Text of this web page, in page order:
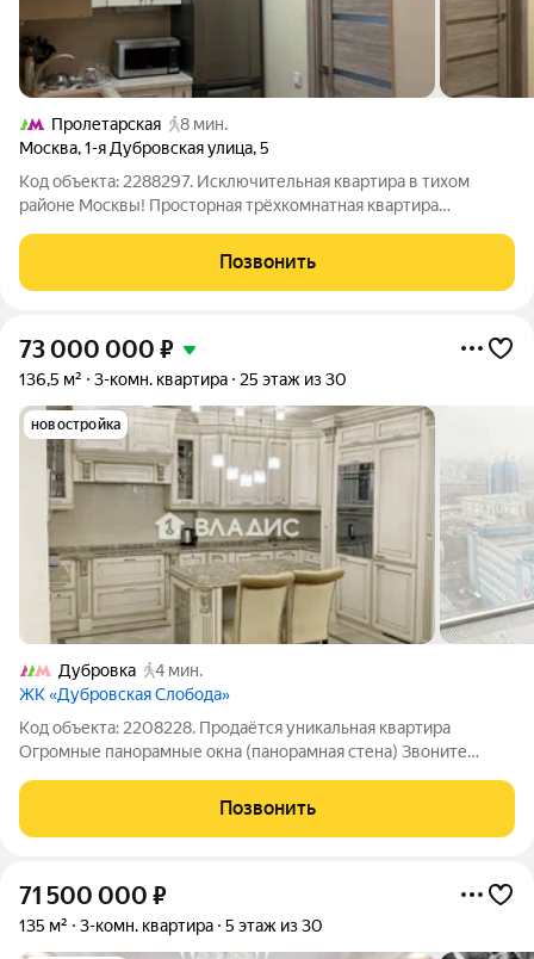
Пролетарская
8 мин.
Москва,1-я Дубровская улица,5
Код объекта: 2288297. Исключительная квартира в тихом
районе Москвы! Просторная трёхкомнатная квартира
решение для тех, кто ценит комфорт и удобство. Кирпичная
пятиэтажка 1928 года постройки с
Позвонить
73 000 000 ₽
136,5 м² 3-комн. квартира 25 этаж из 30
новостройка
Дубровка
4 мин.
ЖК «Дубровская Слобода»
Код объекта: 2208228. Продаётся уникальная квартира
Огромные панорамные окна (панорамная стена) Звоните
монолитного дома, построенного в 2012 году. Общая площадь
квартиры составляет 136,5
Позвонить
71 500 000 ₽
135 м² 3-комн. квартира 5 этаж из 30